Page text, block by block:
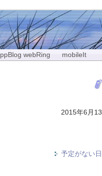
ppBlog webRing mobileIt
2015年6月
予定がない日